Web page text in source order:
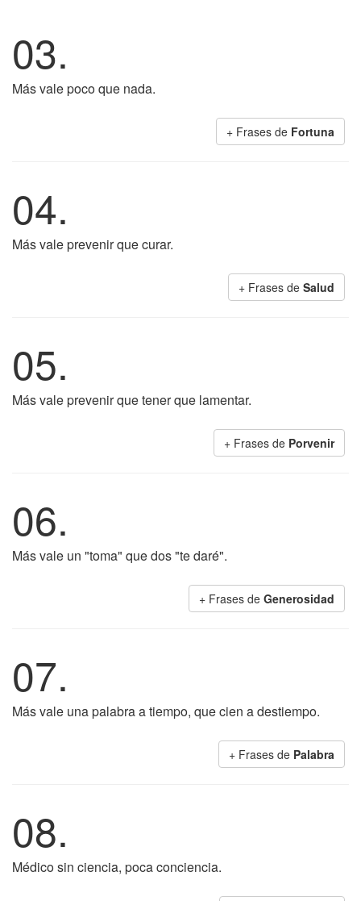
03.
Más vale poco que nada.
+ Frases de Fortuna
04.
Más vale prevenir que curar.
+ Frases de Salud
05.
Más vale prevenir que tener que lamentar.
+ Frases de Porvenir
06.
Más vale un "toma" que dos "te daré".
+ Frases de Generosidad
07.
Más vale una palabra a tiempo, que cien a destiempo.
+ Frases de Palabra
08.
Médico sin ciencia, poca conciencia.